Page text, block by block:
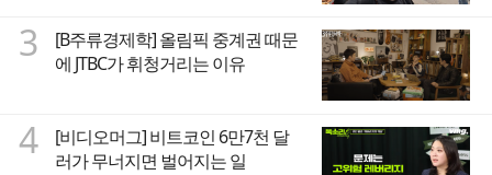
3
[B주류경제학] 올림픽 중계권 때문
에 JTBC가 휘청거리는 이유
4
[비디오머그] 비트코인 6만7천 달
러가 무너지면 벌어지는 일